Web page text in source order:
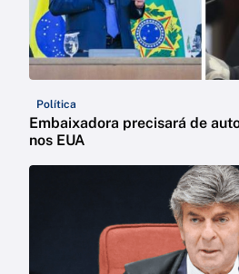
Política
Embaixadora precisará de
nos EUA